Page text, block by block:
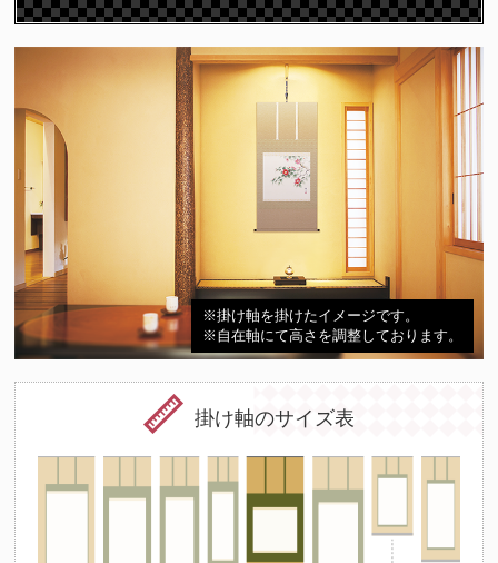
※掛け軸を掛けたイメージです。
※自在軸にて高さを調整しております。
掛け軸のサイズ表